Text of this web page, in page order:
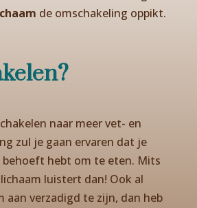
de omschakeling oppikt.
naar meer vet- en
zul je gaan ervaren dat je
behoeft hebt om te eten. Mits
luistert dan! Ook al
aan verzadigd te zijn, dan heb